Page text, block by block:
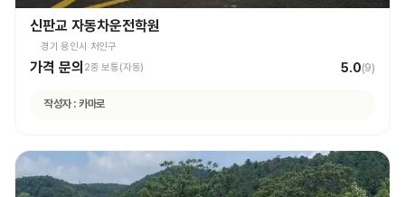
신판교 자동차운전학원
경기 용인시 처인구
가격 문의 2종 보통(자동) 5.0(9)
작성자 : 카마로